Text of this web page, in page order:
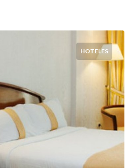
HOTELES